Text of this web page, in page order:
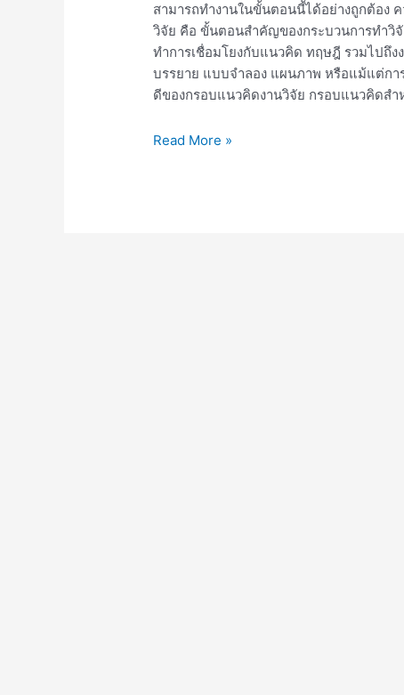
สามารถทำงานในขั้นตอนนี้ได้อย่างถูกต้อง
วิจัย คือ ขั้นตอนสำคัญของกระบวนการทำวิ
ทำการเชื่อมโยงกับแนวคิด ทฤษฎี รวมไปถึง
บรรยาย แบบจำลอง แผนภาพ หรือแม้แต่ก
ดีของกรอบแนวคิดงานวิจัย กรอบแนวคิดสำ
Read More »